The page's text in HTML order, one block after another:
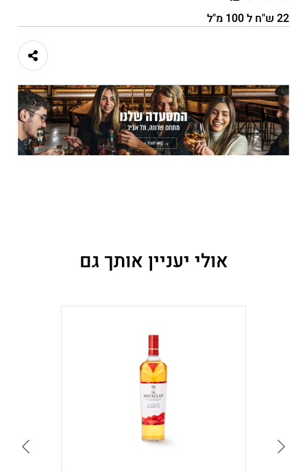
22 ש"ח ל 100 מ"ל
אולי יעניין אותך גם
עבור
לתמונה
עבור
לתמונה